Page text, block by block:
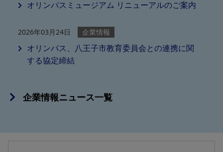
オリンパスミュージアム リニューアルのご案内
2026年03月24日 企業情報
オリンパス、八王子市教育委員会との連携に関
する協定締結
企業情報ニュース一覧